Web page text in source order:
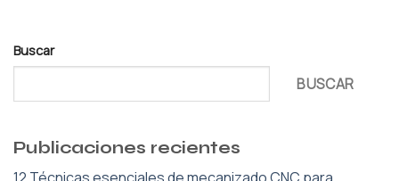
Buscar
BUSCAR
Publicaciones recientes